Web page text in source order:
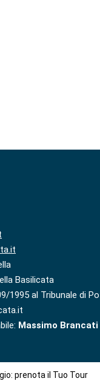
Basilicata
1995 al Tribunale di
Massimo Brancati
prenota il Tuo Tour